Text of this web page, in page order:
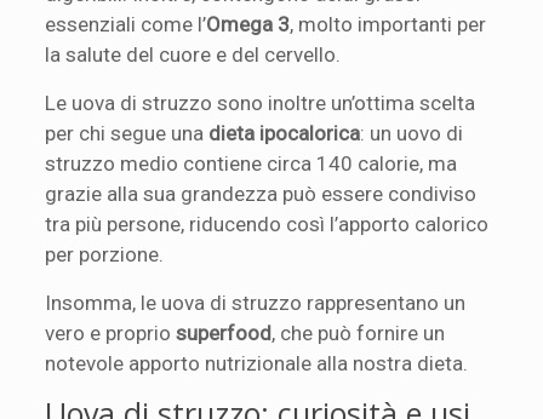
essenziali come l’Omega 3, molto importanti per
la salute del cuore e del cervello.
Le uova di struzzo sono inoltre un’ottima scelta
per chi segue una dieta ipocalorica: un uovo di
struzzo medio contiene circa 140 calorie, ma
grazie alla sua grandezza può essere condiviso
tra più persone, riducendo così l’apporto calorico
per porzione.
Insomma, le uova di struzzo rappresentano un
vero e propriosuperfood, che può fornire un
notevole apporto nutrizionale alla nostra dieta.